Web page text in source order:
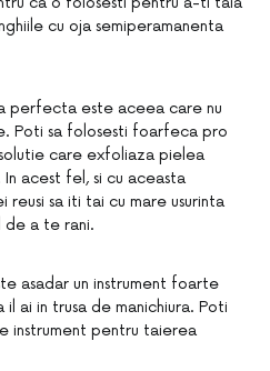
cu oja semiperamanenta
perfecta este aceea care nu
Poti sa folosesti foarfeca pro
care exfoliaza pielea
acest fel, si cu aceasta
sa iti tai cu mare usurinta
de a te rani.
asadar un instrument foarte
ai in trusa de manichiura. Poti
instrument pentru taierea